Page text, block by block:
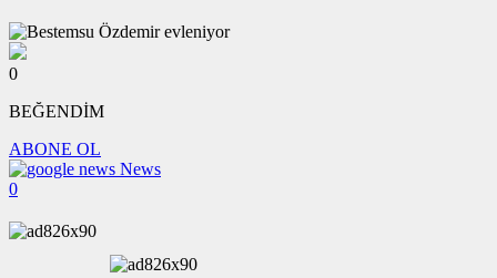
0
BEĞENDİM
ABONE OL
News
0